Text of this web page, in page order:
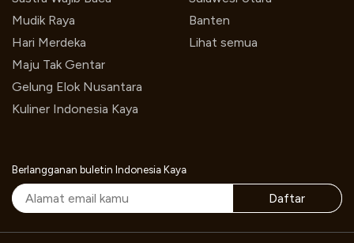
Mudik Raya
Hari Merdeka
Maju Tak Gentar
Gelung Elok Nusantara
Kuliner Indonesia Kaya
Banten
Lihat semua
Berlangganan buletin Indonesia Kaya
Daftar